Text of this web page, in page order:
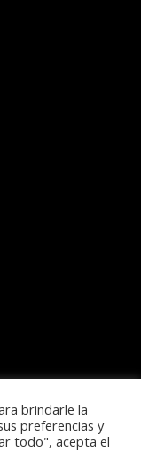
brindarle la
preferencias y
todo", acepta el